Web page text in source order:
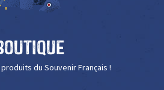
du Souvenir Français !